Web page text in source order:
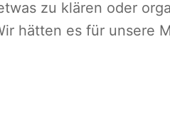
zu klären oder
hätten es für unsere